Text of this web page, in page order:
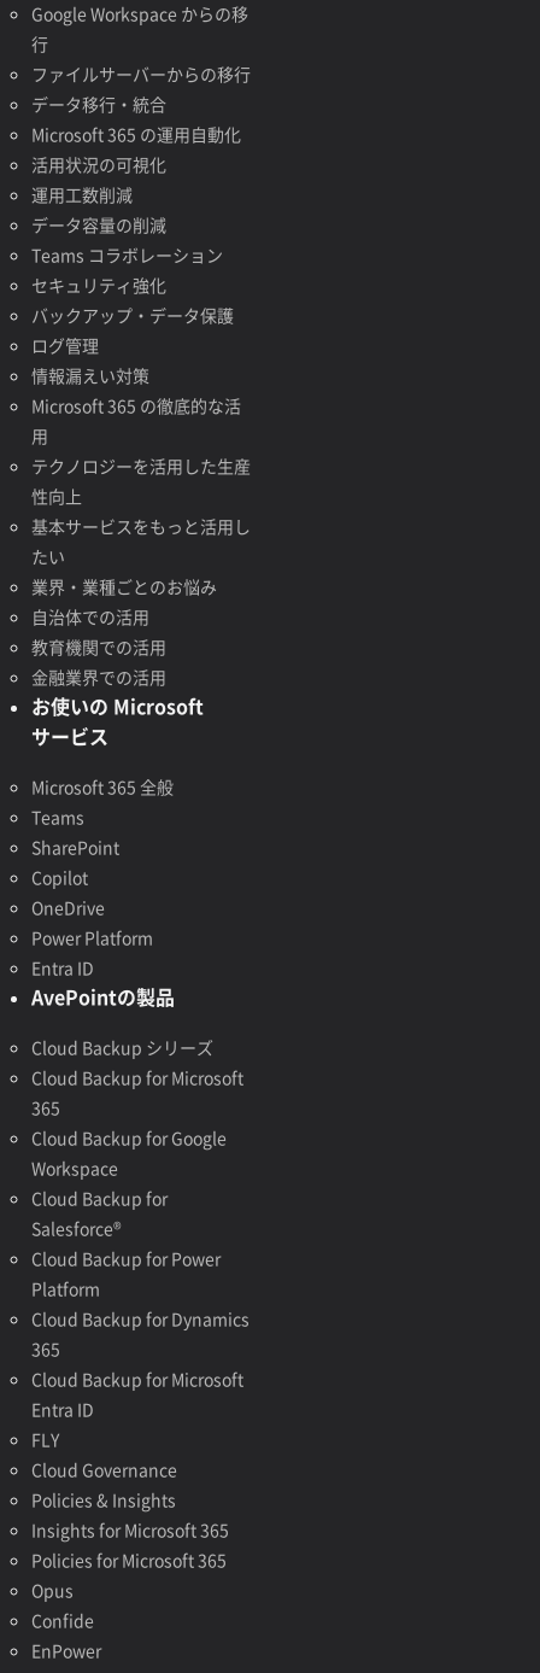
Google Workspace からの移
行
ファイルサーバーからの移行
データ移行・統合
Microsoft 365 の運用自動化
活用状況の可視化
運用工数削減
データ容量の削減
Teams コラボレーション
セキュリティ強化
バックアップ・データ保護
ログ管理
情報漏えい対策
Microsoft 365 の徹底的な活
用
テクノロジーを活用した生産
性向上
基本サービスをもっと活用し
たい
業界・業種ごとのお悩み
自治体での活用
教育機関での活用
金融業界での活用
お使いの Microsoft
サービス
Microsoft 365 全般
Teams
SharePoint
Copilot
OneDrive
Power Platform
Entra ID
AvePointの製品
Cloud Backup シリーズ
Cloud Backup for Microsoft
365
Cloud Backup for Google
Workspace
Cloud Backup for
Salesforce®
Cloud Backup for Power
Platform
Cloud Backup for Dynamics
365
Cloud Backup for Microsoft
Entra ID
FLY
Cloud Governance
Policies & Insights
Insights for Microsoft 365
Policies for Microsoft 365
Opus
Confide
EnPower